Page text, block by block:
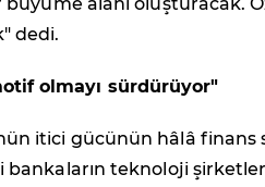
dedi.
olmayı sürdürüyor"
itici gücünün hâlâ
bankaların teknoloji